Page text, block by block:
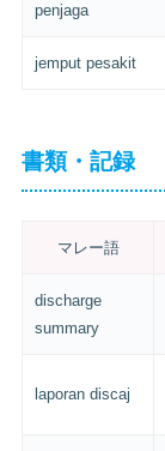
penjaga
jemput pesakit
書類・記録
マレー語
discharge
summary
laporan discaj